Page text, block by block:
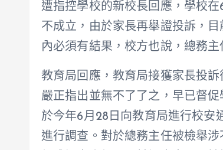
遭指控學校的新校長回應，學校
不成立，由於家長再舉證投訴，
內必須有結果，校方也說，總務
教育局回應，教育局接獲家長投
嚴正指出並無不了了之，早已督
於今年6月28日向教育局進行校安
進行調查。對於總務主任被檢舉